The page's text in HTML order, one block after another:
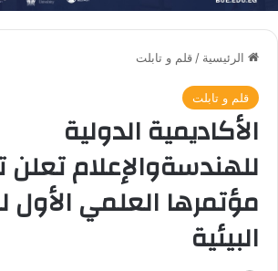
الرئيسية / قلم و تابلت
قلم و تابلت
الأكاديمية الدولية
للهندسةوالإعلام
مؤتمرها العلمي الأول
البيئية